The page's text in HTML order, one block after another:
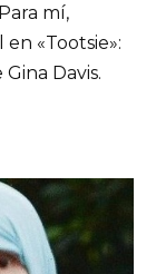
mí,
«Tootsie»:
Davis.